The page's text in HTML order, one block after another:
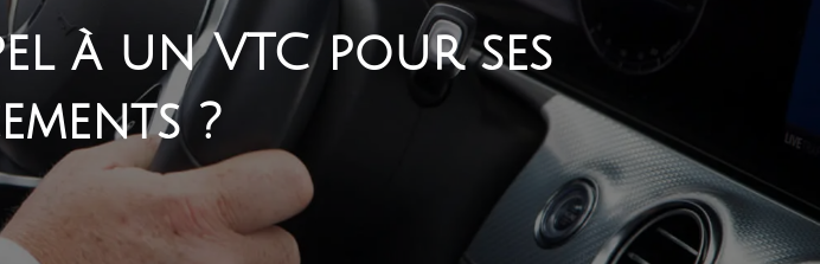
à un VTC pour ses
?